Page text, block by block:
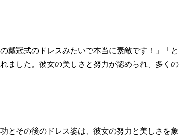
戴冠式のドレスみたいで本当に素敵です！」「
ました。彼女の美しさと努力が認められ、多く
とその後のドレス姿は、彼女の努力と美しさを